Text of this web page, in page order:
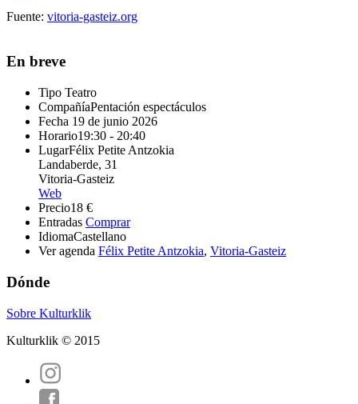
Fuente: vitoria-gasteiz.org
En breve
Tipo Teatro
CompañíaPentación espectáculos
Fecha 19 de junio 2026
Horario19:30 - 20:40
LugarFélix Petite Antzokia
Landaberde, 31
Vitoria-Gasteiz
Web
Precio18 €
Entradas Comprar
IdiomaCastellano
Ver agenda Félix Petite Antzokia, Vitoria-Gasteiz
Dónde
Sobre Kulturklik
Kulturklik © 2015